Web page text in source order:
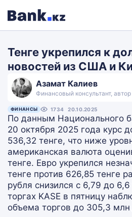
Тенге укрепился к
новостей из США и
Азамат Калиев
Финансовый консультант,
ФИНАНСЫ 1734 20.10.2025
По данным Национального
20 октября 2025 года курс
536,32 тенге, что ниже
американская валюта
тенге. Евро укрепился
тенге против 626,85 тенге
рубля снизился с 6,79 до
торгах KASE в пятницу
объема торгов до 305,3 млн